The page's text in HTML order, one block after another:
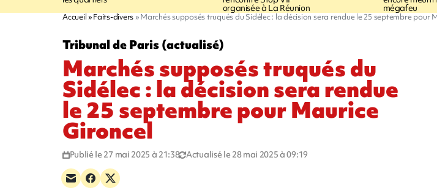
organisée à La Réunion mégafeu
Accueil Faits-divers Marchés supposés truqués du Sidélec : la décision sera rendue le 25 septembre pour
Tribunal de Paris (actualisé)
Marchés supposés truqués du
Sidélec : la décision sera rendue
le 25 septembre pour Maurice
Gironcel
Publié le 27 mai 2025 à 21:38 Actualisé le 28 mai 2025 à 09:19